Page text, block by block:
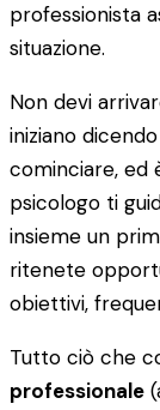
professionista
situazione.
Non devi
iniziano
cominciare, ed
psicologo ti
insieme un
ritenete
obiettivi,
Tutto ciò che
professionale